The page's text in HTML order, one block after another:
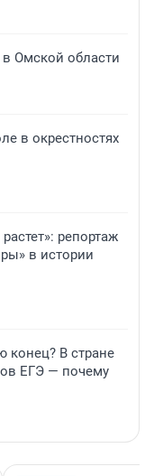
Омской области
в окрестностях
репортаж
в истории
конец? В стране
ЕГЭ — почему